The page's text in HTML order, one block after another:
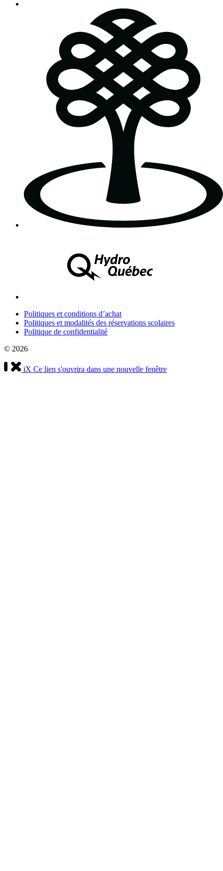
Politiques et conditions d’achat
Politiques et modalités des réservations scolaires
Politique de confidentialité
© 2026
iX Ce lien s'ouvrira dans une nouvelle fenêtre